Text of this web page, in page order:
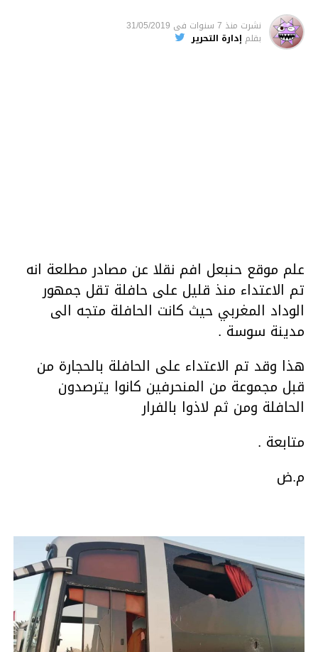
نشرت منذ 7 سنوات فى 31/05/2019
بقلم إدارة التحرير
علم موقع حنبعل افم نقلا عن مصادر مطلعة انه
تم الاعتداء منذ قليل على حافلة تقل جمهور
الوداد المغربي حيث كانت الحافلة متجه الى
مدينة سوسة .
هذا وقد تم الاعتداء على الحافلة بالحجارة من
قبل مجموعة من المنحرفين كانوا يترصدون
الحافلة ومن ثم لاذوا بالفرار
متابعة .
م.ض